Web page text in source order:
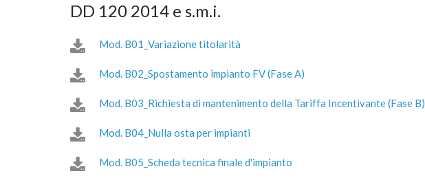
DD 120 2014 e s.m.i.
Mod. B01_Variazione titolarità
Mod. B02_Spostamento impianto FV (Fase A)
Mod. B03_Richiesta di mantenimento della Tariffa Incentivante (Fase B)
Mod. B04_Nulla osta per impianti
Mod. B05_Scheda tecnica finale d'impianto